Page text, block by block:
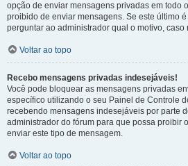
opção de enviar mensagens privadas em todo
proibido de enviar mensagens. Se este último
perguntar ao administrador qual o motivo, caso
Voltar ao topo
Recebo mensagens privadas indesejáveis!
Você pode bloquear as mensagens privadas
específico utilizando o seu Painel de Controle
recebendo mensagens indesejáveis por parte
administrador do fórum para que possa proibir
enviar este tipo de mensagem.
Voltar ao topo